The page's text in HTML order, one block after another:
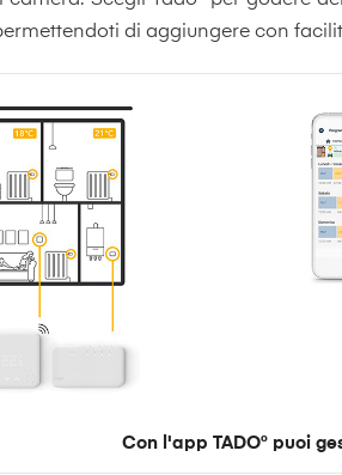
di aggiungere con
Con l'app TADO° puoi